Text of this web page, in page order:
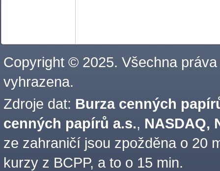
Copyright © 2025. Všechna práva
vyhrazena.
Zdroje dat: Burza cenných
cenných papírů a.s., NASDAQ,
ze zahraničí jsou zpožděna o 20
kurzy z BCPP, a to o 15 min.